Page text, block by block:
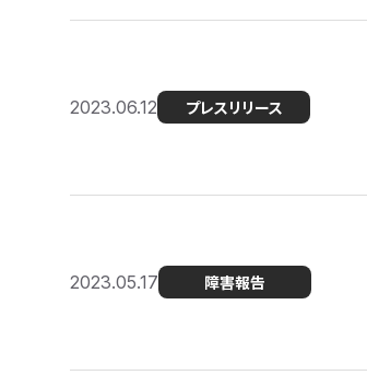
2023.06.12 プレスリリース
2023.05.17 障害報告